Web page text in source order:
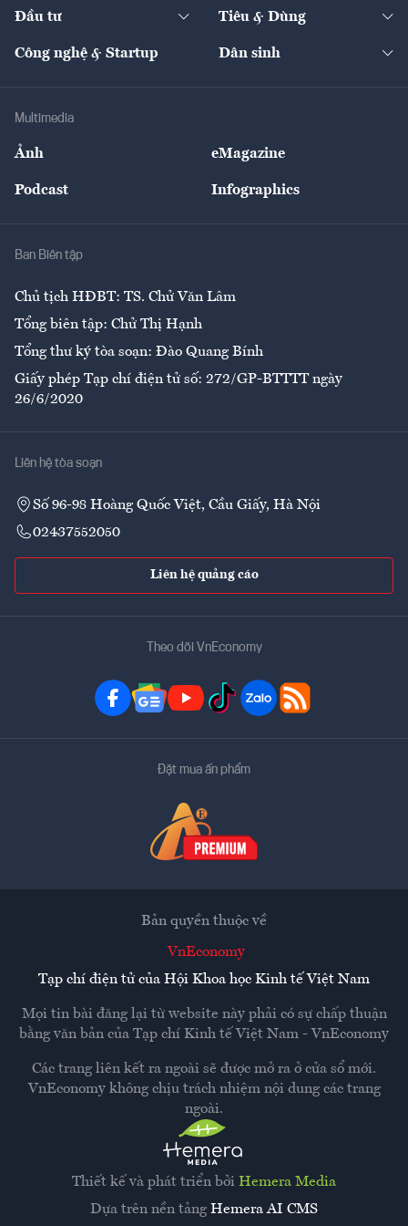
Quản trị số
Tư vấn
Thị trường
Nông sản
The Guide
Đầu tư Tiêu & Dùng
Giải trí
Công nghệ & Startup Dân sinh
Multimedia
Ảnh eMagazine
Podcast Infographics
Ban Biên tập
Chủ tịch HĐBT: TS. Chử Văn Lâm
Tổng biên tập: Chử Thị Hạnh
Tổng thư ký tòa soạn: Đào Quang Bính
Giấy phép Tạp chí điện tử số: 272/GP-BTTTT ngày
26/6/2020
Liên hệ tòa soạn
Số 96-98 Hoàng Quốc Việt, Cầu Giấy, Hà Nội
02437552050
Liên hệ quảng cáo
Theo dõi VnEconomy
Đặt mua ấn phẩm
Thiết kế và phát triển bởi Hemera Media
Dựa trên nền tảng Hemera AI CMS
Bản quyền thuộc về
VnEconomy
Tạp chí điện tử của Hội Khoa học Kinh tế Việt Nam
Mọi tin bài đăng lại từ website này phải có sự chấp thuận
bằng văn bản của Tạp chí Kinh tế Việt Nam - VnEconomy
Các trang liên kết ra ngoài sẽ được mở ra ở cửa sổ mới.
VnEconomy không chịu trách nhiệm nội dung các trang
ngoài.